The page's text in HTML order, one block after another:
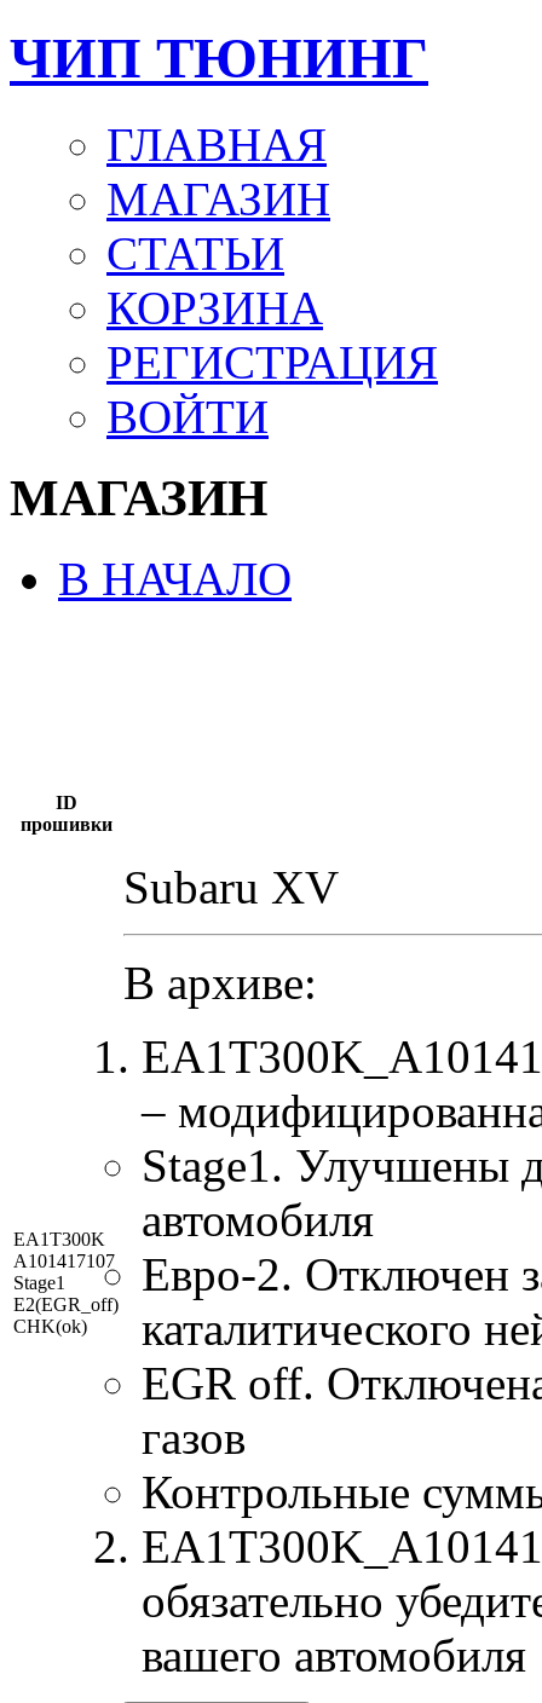
ЧИП ТЮНИНГ
ГЛАВНАЯ
МАГАЗИН
СТАТЬИ
КОРЗИНА
РЕГИСТРАЦИЯ
ВОЙТИ
МАГАЗИН
В НАЧАЛО
ID
прошивки
EA1T300K
A101417107
Stage1
E2(EGR_off)
CHK(ok)
Subaru XV
В архиве:
–
Stage1. Улучшены
автомобиля
Евро-2. Отключен
каталитического
EGR off.
газов
Контрольные
обязательно
вашего автомобиля